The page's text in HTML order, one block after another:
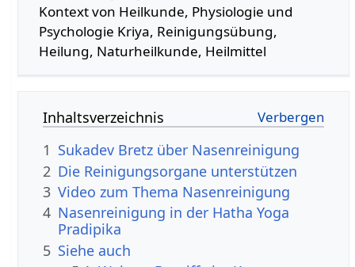
Kontext von Heilkunde, Physiologie und
Psychologie Kriya, Reinigungsübung,
Heilung, Naturheilkunde, Heilmittel
Inhaltsverzeichnis
1 Sukadev Bretz über Nasenreinigung
2 Die Reinigungsorgane unterstützen
3
4 Nasenreinigung in der Hatha Yoga
Pradipika
5 Siehe auch